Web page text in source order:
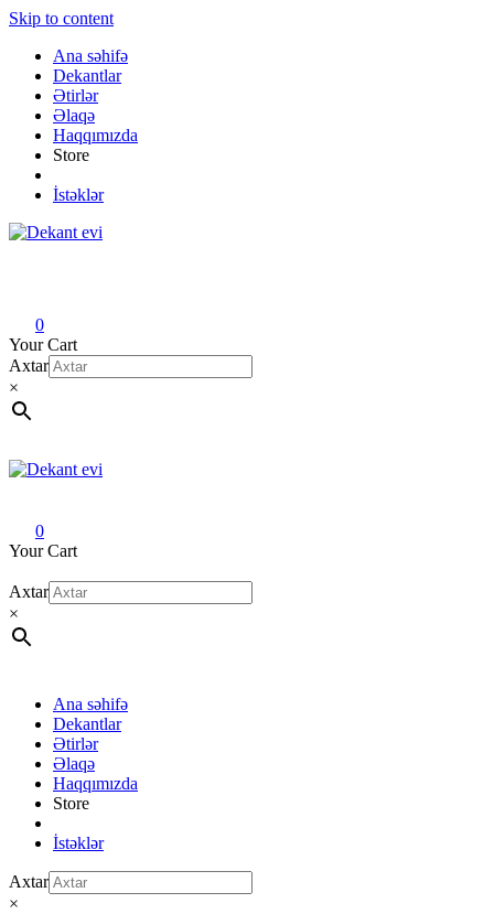
Skip to content
Ana səhifə
Dekantlar
Ətirlər
Əlaqə
Haqqımızda
Store
İstəklər
0
Your Cart
Axtar
×
0
Your Cart
Axtar
×
Ana səhifə
Dekantlar
Ətirlər
Əlaqə
Haqqımızda
Store
İstəklər
Axtar
×